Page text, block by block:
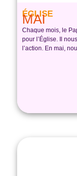
ÉGLISE
MAI
Chaque mois, le
pour l’Église. Il
l’action. En mai,